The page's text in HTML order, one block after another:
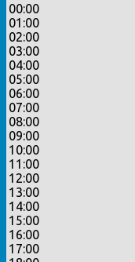
00:00
01:00
02:00
03:00
04:00
05:00
06:00
07:00
08:00
09:00
10:00
11:00
12:00
13:00
14:00
15:00
16:00
17:00